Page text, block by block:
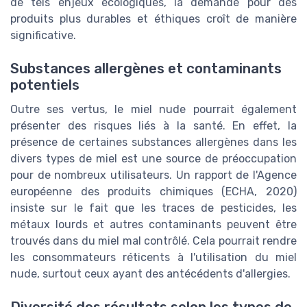
produits plus durables et éthiques croît de manière
significative.
Substances allergènes et contaminants
potentiels
Outre ses vertus, le miel nude pourrait également
présenter des risques liés à la santé. En effet, la
présence de certaines substances allergènes dans les
divers types de miel est une source de préoccupation
pour de nombreux utilisateurs. Un rapport de l'Agence
européenne des produits chimiques (ECHA, 2020)
insiste sur le fait que les traces de pesticides, les
métaux lourds et autres contaminants peuvent être
trouvés dans du miel mal contrôlé. Cela pourrait rendre
les consommateurs réticents à l'utilisation du miel
nude, surtout ceux ayant des antécédents d'allergies.